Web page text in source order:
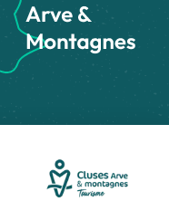
Interactive